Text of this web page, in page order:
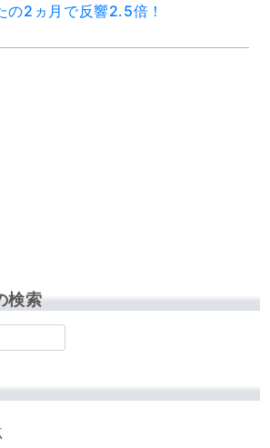
の2ヵ月で反響2.5倍！
検索